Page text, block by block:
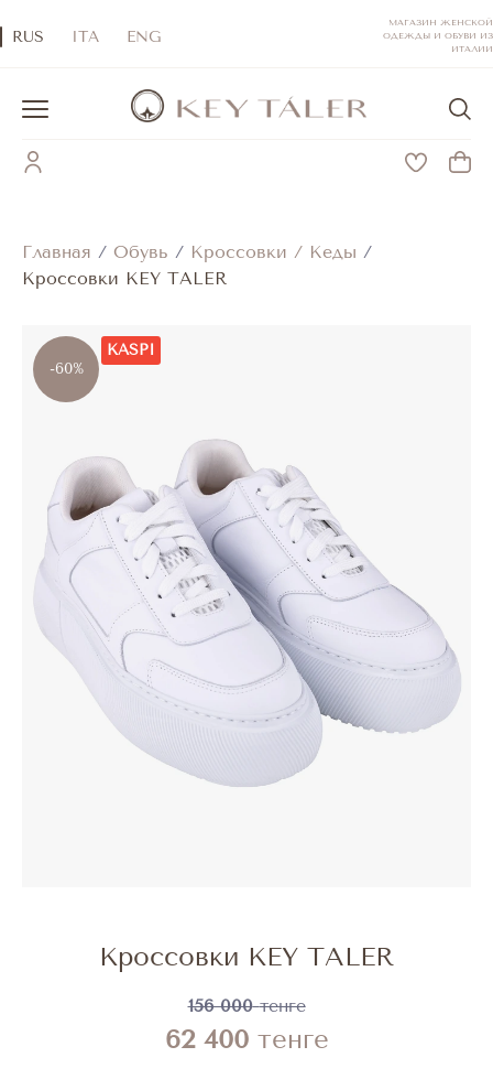
RUS ITA ENG
МАГАЗИН ЖЕНСКОЙ
ОДЕЖДЫ И ОБУВИ ИЗ
ИТАЛИИ
Главная / Обувь / Кроссовки / Кеды /
Кроссовки KEY TALER
-60%
KASPI
Кроссовки KEY TALER
156 000 тенге
62 400 тенге